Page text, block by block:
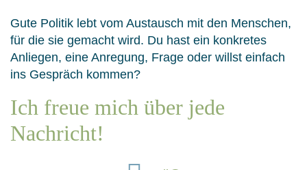
Gute Politik lebt vom Austausch mit den Menschen,
für die sie gemacht wird. Du hast ein konkretes
Anliegen, eine Anregung, Frage oder willst einfach
ins Gespräch kommen?
Ich freue mich über jede
Nachricht!